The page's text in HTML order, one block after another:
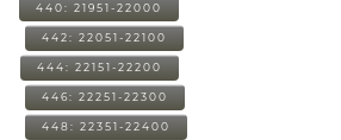
440: 21951-22000
442: 22051-22100
444: 22151-22200
446: 22251-22300
448: 22351-22400